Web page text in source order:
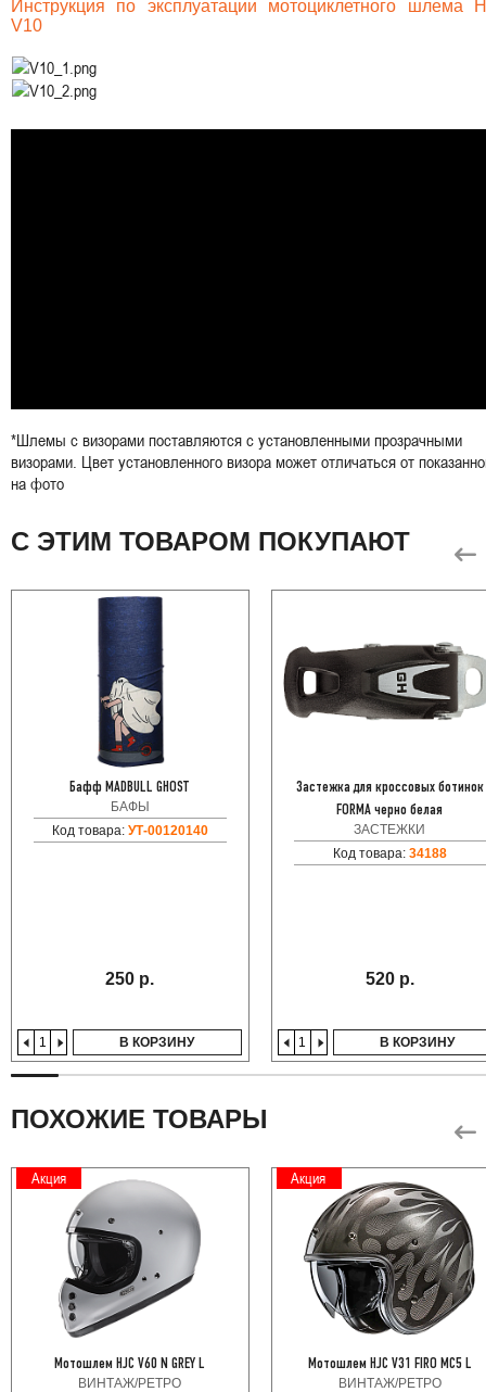
Инструкция по эксплуатации мотоциклетного шлема
V10
*Шлемы с визорами поставляются с установленными прозрачными
визорами. Цвет установленного визора может отличаться от
на фото
С ЭТИМ ТОВАРОМ ПОКУПАЮТ
Бафф MADBULL GHOST
БАФЫ
Код товара: УТ-00120140
250 р.
В КОРЗИНУ
Застежка для кроссовых ботинок
FORMA черно белая
ЗАСТЕЖКИ
Код товара: 34188
520 р.
В КОРЗИНУ
ПОХОЖИЕ ТОВАРЫ
Акция
Мотошлем HJC V60 N GREY L
ВИНТАЖ/РЕТРО
Акция
Мотошлем HJC V31 FIRO MC5 L
ВИНТАЖ/РЕТРО